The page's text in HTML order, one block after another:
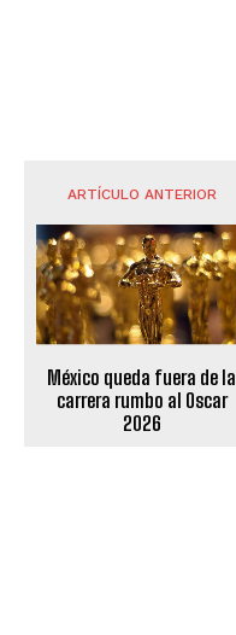
ARTÍCULO ANTERIOR
México queda fuera de la
carrera rumbo al Oscar
2026